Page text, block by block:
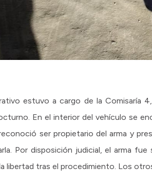
estuvo a cargo de la Comisaría
En el interior del vehículo se
ser propietario del arma y
Por disposición judicial, el arma
libertad tras el procedimiento. Los